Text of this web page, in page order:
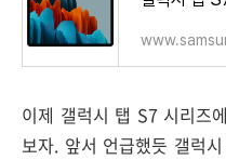
이제 갤럭시 탭 S7 시리즈
보자. 앞서 언급했듯 갤럭